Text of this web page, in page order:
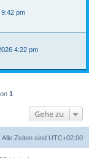
9:42 pm
4:22 pm
1
Gehe zu
Alle Zeiten sind UTC+02:00